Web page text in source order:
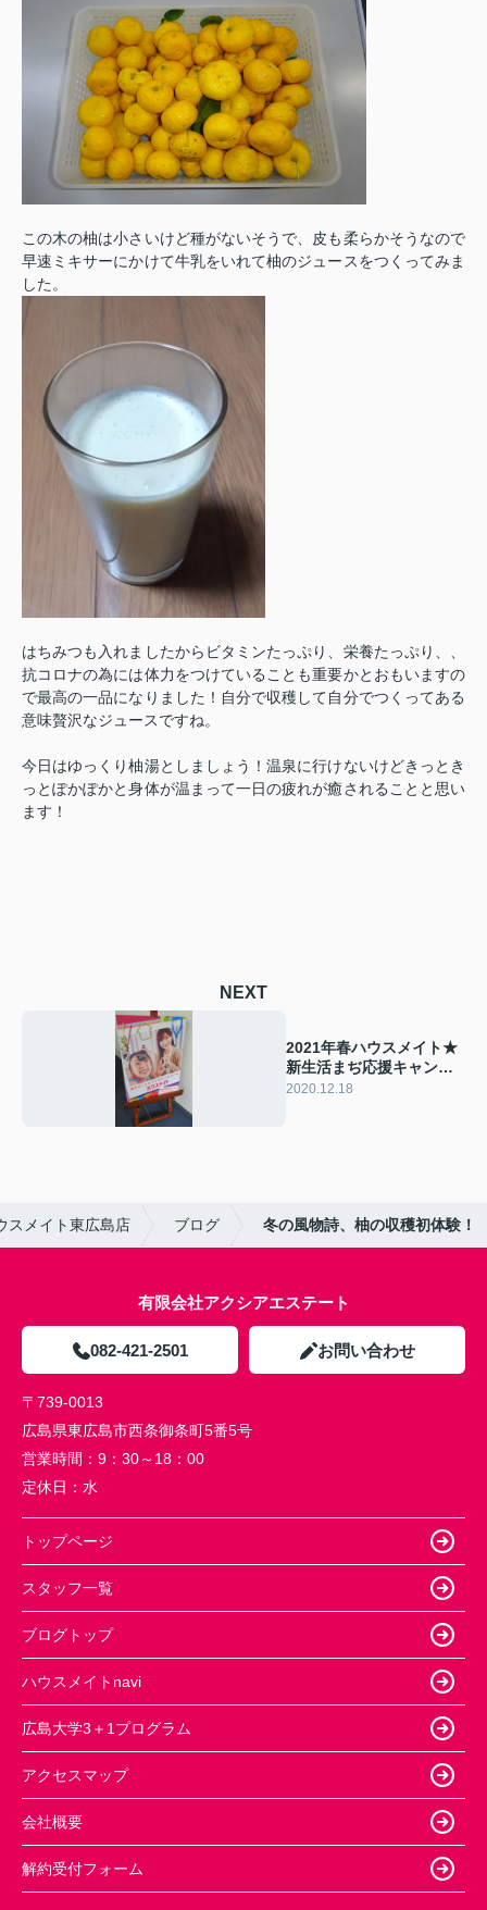
この木の柚は小さいけど種がないそうで、皮も柔らかそうなので
早速ミキサーにかけて牛乳をいれて柚のジュースをつくってみま
した。
はちみつも入れましたからビタミンたっぷり、栄養たっぷり、、
抗コロナの為には体力をつけていることも重要かとおもいますの
で最高の一品になりました！自分で収穫して自分でつくってある
意味贅沢なジュースですね。
今日はゆっくり柚湯としましょう！温泉に行けないけどきっとき
っとぽかぽかと身体が温まって一日の疲れが癒されることと思い
ます！
NEXT
2021年春ハウスメイト★
新生活まぢ応援キャンペ
ーン★始まりました！
2020.12.18
スメイト東広島店 ブログ 冬の風物詩、柚の収穫初体験！
有限会社アクシアエステート
082-421-2501 お問い合わせ
〒739-0013
広島県東広島市西条御条町5番5号
営業時間： 9：30～18：00
定休日： 水
トップページ
スタッフ一覧
ブログトップ
ハウスメイトnavi
広島大学3＋1プログラム
アクセスマップ
会社概要
解約受付フォーム